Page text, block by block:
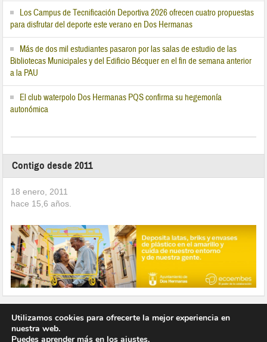
Los Campus de Tecnificación Deportiva 2026 ofrecen cuatro propuestas
para disfrutar del deporte este verano en Dos Hermanas
Más de dos mil estudiantes pasaron por las salas de estudio de las
Bibliotecas Municipales y del Edificio Bécquer en el fin de semana anterior
a la PAU
El club waterpolo Dos Hermanas PQS confirma su hegemonía
autonómica
Contigo desde 2011
18 enero, 2011
hace 15,6 años.
Utilizamos cookies para ofrecerte la mejor experiencia en
nuestra web.
Puedes aprender más en los ajustes.